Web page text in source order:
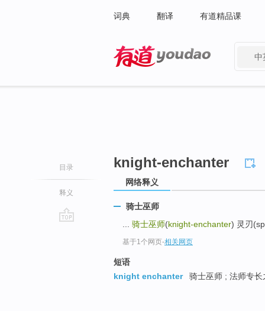
词典 翻译 有道精品课
中
目录
释义
knight-enchanter
网络释义
骑士巫师
骑士巫师(knight-enchanter) 灵刃
基于1个网页-相关网页
短语
knight enchanter
骑士巫师 ; 法师专